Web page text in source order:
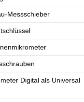
Messschieber
Digital als Universal